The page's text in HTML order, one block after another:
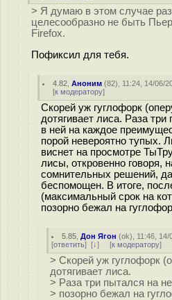
> Я думаю в этом случае
целесообразно не быть
Firefox.
Пофиксил для тебя.
4.82 ,Аноним (82), 11:24, 14/06/
[к модератору]
Скорей уж гуглофорк
дотягивает лиса. Раза
в ней на каждое
порой невероятно тупых.
виснет на просмотре
лисы, откровенно говоря,
сомнительных решений,
беспомощен. В итоге,
(максимальный срок на
позорно бежал на
5.85 ,Дон Ягон (ok), 11:46, 14/
[ответить] [↓] [к модератору]
> Скорей уж гуглофорк
дотягивает лиса.
> Раза три пытался на
> позорно бежал на